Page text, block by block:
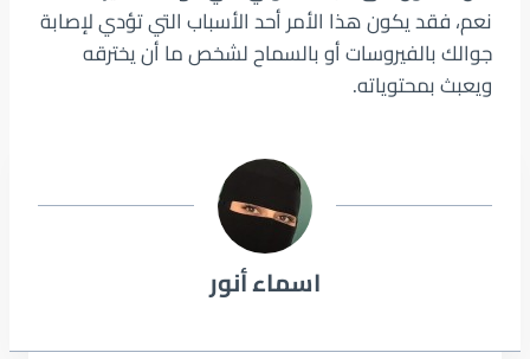
نعم، فقد يكون هذا الأمر أحد الأسباب التي تؤدي لإصابة
جوالك بالفيروسات أو بالسماح لشخص ما أن يخترقه
ويعبث بمحتوياته.
اسماء أنور